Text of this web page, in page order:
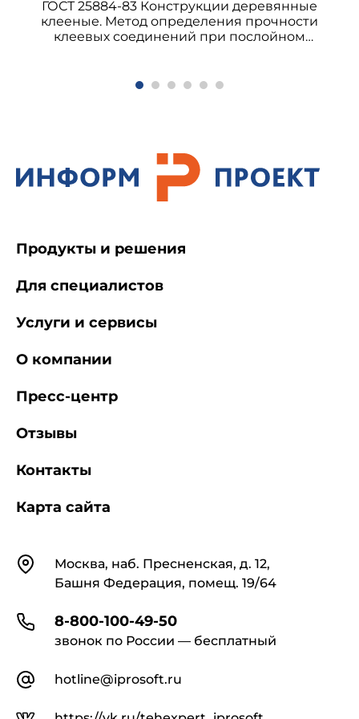
2.1. Образцы для испытания изготовляют
размерами 40х40х160 мм. Допускается при
образцы тех же размеров, выпиленные или
2.2. Для испытания изготовляют семь серий
образцов из одной пробы бетона (одну серию
для каждого срока испытания). Число образцов
ГОСТ 25884-83 Конструкции деревянные
клееные. Метод определения прочности
клеевых соединений при послойном
КонтактыМосква, наб. Пресненская, д. 12,
Башня Федерация, помещ. 19/64
8-800-100-49-50
звонок по России — бесплатный
hotline@iprosoft.ru
Продукты и решения
Для специалистов
Услуги и сервисы
О компании
Пресс-центр
Отзывы
Контакты
Карта сайта